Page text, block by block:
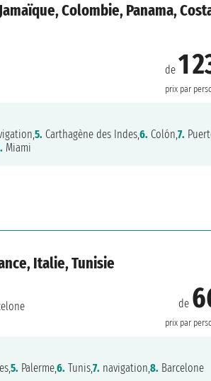
Colombie, Panama,
de 1
prix par
5. Carthagène des Indes,6. Colón,7.
Miami
Italie, Tunisie
de
prix par
5. Palerme,6. Tunis,7. navigation,8. Barcelone